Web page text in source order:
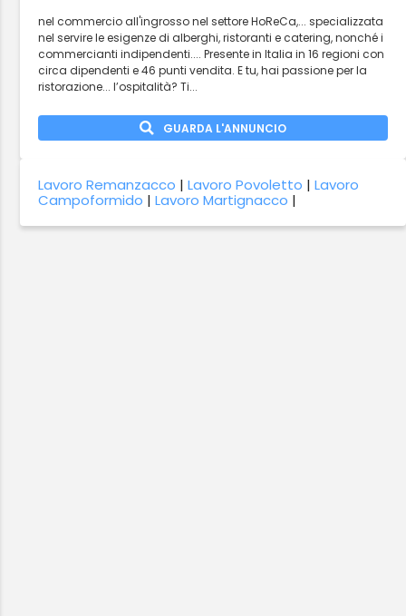
nel commercio all'ingrosso nel settore HoReCa,... specializzata
nel servire le esigenze di alberghi, ristoranti e catering, nonché i
commercianti indipendenti.... Presente in Italia in 16 regioni con
circa dipendenti e 46 punti vendita. E tu, hai passione per la
ristorazione... l’ospitalità? Ti...
GUARDA L'ANNUNCIO
Lavoro Remanzacco |Lavoro Povoletto |Lavoro
Campoformido |Lavoro Martignacco |